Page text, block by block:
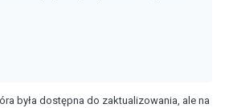
była dostępna do zaktualizowania, ale na